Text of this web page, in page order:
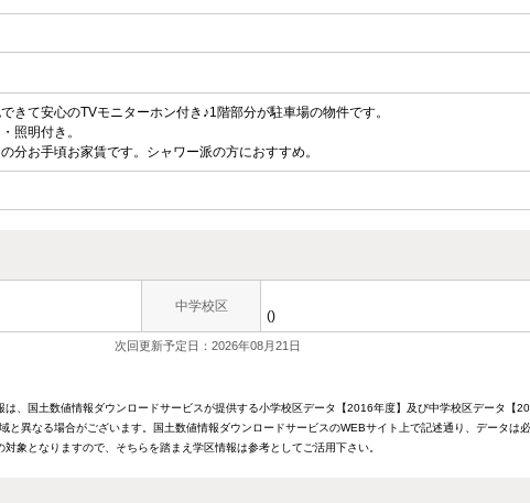
きて安心のTVモニターホン付き♪1階部分が駐車場の物件です。
照明付き。
分お手頃お家賃です。シャワー派の方におすすめ。
中学校区
()
次回更新予定日：2026年08月21日
、国土数値情報ダウンロードサービスが提供する小学校区データ【2016年度】及び中学校区データ【
と異なる場合がございます。国土数値情報ダウンロードサービスのWEBサイト上で記述通り、データは
象となりますので、そちらを踏まえ学区情報は参考としてご活用下さい。